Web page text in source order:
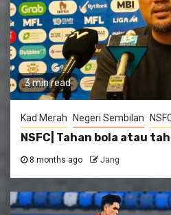
3 min read
Kad Merah Negeri Sembilan
NSFC| Tahan bola atau
8 months ago Jang